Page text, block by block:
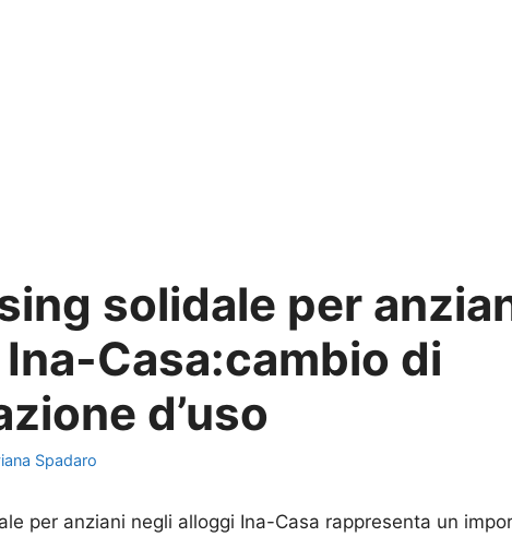
solidale per
Casa:cambio di
d’uso
Spadaro
per anziani negli alloggi Ina-Casa rappresenta un